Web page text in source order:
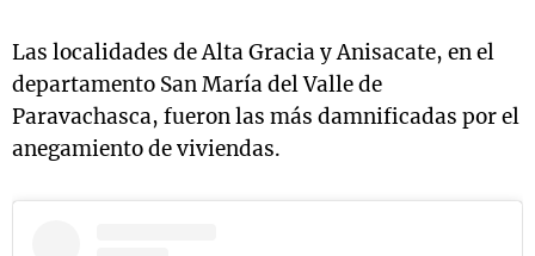
Las localidades de Alta Gracia y Anisacate, en el
departamento San María del Valle de
Paravachasca, fueron las más damnificadas por el
anegamiento de viviendas.